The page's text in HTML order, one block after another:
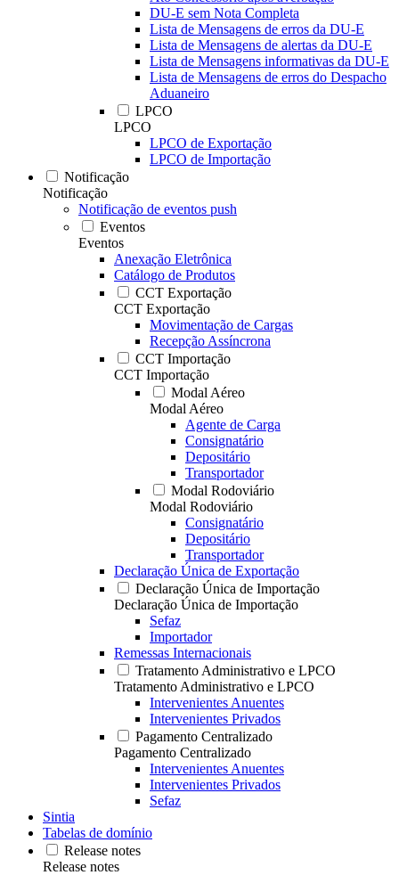
DU-E sem Nota Completa
Lista de Mensagens de erros da DU-E
Lista de Mensagens de alertas da DU-E
Lista de Mensagens informativas da DU-E
Lista de Mensagens de erros do Despacho
Aduaneiro
LPCO
LPCO
LPCO de Exportação
LPCO de Importação
Notificação
Notificação
Notificação de eventos push
Eventos
Eventos
Anexação Eletrônica
Catálogo de Produtos
CCT Exportação
CCT Exportação
Movimentação de Cargas
Recepção Assíncrona
CCT Importação
CCT Importação
Modal Aéreo
Modal Aéreo
Agente de Carga
Consignatário
Depositário
Transportador
Modal Rodoviário
Modal Rodoviário
Consignatário
Depositário
Transportador
Declaração Única de Exportação
Declaração Única de Importação
Declaração Única de Importação
Sefaz
Importador
Remessas Internacionais
Tratamento Administrativo e LPCO
Tratamento Administrativo e LPCO
Intervenientes Anuentes
Intervenientes Privados
Pagamento Centralizado
Pagamento Centralizado
Intervenientes Anuentes
Intervenientes Privados
Sefaz
Sintia
Tabelas de domínio
Release notes
Release notes